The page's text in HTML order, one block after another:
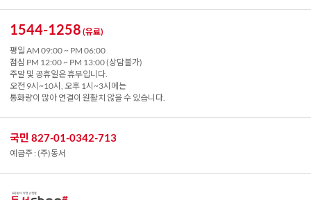
1544-1258 (유료)
평일 AM 09:00 ~ PM 06:00
점심 PM 12:00 ~ PM 13:00 (상담불가)
주말 및 공휴일은 휴무입니다.
오전 9시~10시, 오후 1시~3시에는
통화량이 많아 연결이 원활치 않을 수 있습니다.
국민 827-01-0342-713
예금주 : (주)동서